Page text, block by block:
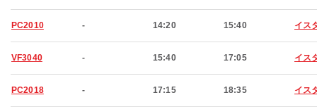
PC2010 - 14:20 15:40 イス
VF3040 - 15:40 17:05 イス
PC2018 - 17:15 18:35 イス